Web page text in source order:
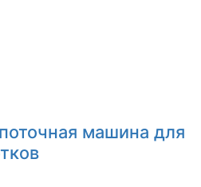
машина для